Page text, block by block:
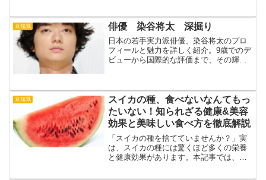
豆知識 俳優 染谷将太 深掘り
日本の若手実力派俳優、染谷将太のプロ
フィールと魅力を詳しく紹介。9歳でのデ
ビューから国際的な評価まで、その輝か
豆知識
スイカの種、食べないなんてもっ
たいない！知られざる健康&美容
効果と美味しい食べ方を徹底解説
「スイカの種を捨てていませんか？」実
は、スイカの種には驚くほど多くの栄養
と健康効果があります。本記事では、美